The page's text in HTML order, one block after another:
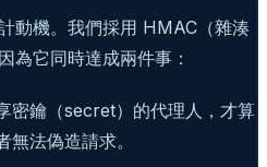
動機。我們採用 HMAC（雜湊
為它同時達成兩件事：
密鑰（secret）的代理人，才算
法偽造請求。